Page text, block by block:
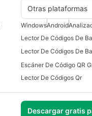
Otras plataformas
WindowsAndroid
Lector De Códigos De
Lector De Códigos De
Lector De Códigos Qr
Descargar gratis